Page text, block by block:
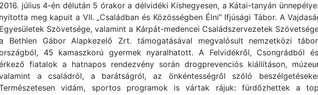
2016. július 4-én délután 5 órakor a délvidéki Kishegyesen, a Kátai-tanyán
nyitotta meg kapuit a VII. „Családban és Közösségben Élni” Ifjúsági Tábor. A
Egyesületek Szövetsége, valamint a Kárpát-medencei Családszervezetek
Bethlen Gábor Alapkezelő Zrt. támogatásával megvalósult nemzetközi
45 kamaszkorú gyermek nyaralhatott. A Felvidékről, Csongrádból
fiatalok a hatnapos rendezvény során drogprevenciós kiállításon,
a családról, a barátságról, az önkéntességről szóló
vidám, sportos programok is vártak rájuk: fürdőzhettek a